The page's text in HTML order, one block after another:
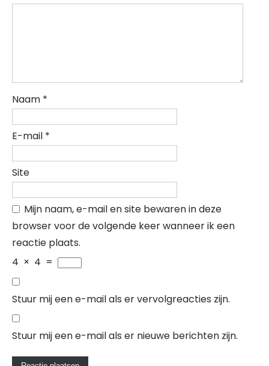
Naam *
E-mail *
Site
Mijn naam, e-mail en site bewaren in deze
browser voor de volgende keer wanneer ik een
reactie plaats.
4 × 4 =
Stuur mij een e-mail als er vervolgreacties zijn.
Stuur mij een e-mail als er nieuwe berichten zijn.